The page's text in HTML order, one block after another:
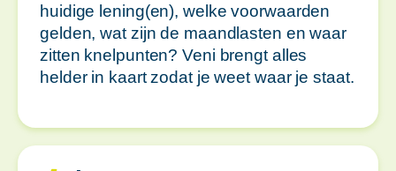
huidige lening(en), welke voorwaarden
gelden, wat zijn de maandlasten en waar
zitten knelpunten? Veni brengt alles
helder in kaart zodat je weet waar je staat.